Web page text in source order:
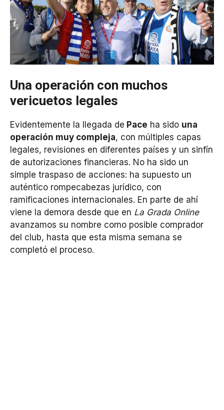
Una operación con muchos
vericuetos legales
Evidentemente la llegada de Pace ha sido una
operación muy compleja, con múltiples capas
legales, revisiones en diferentes países y un sinfín
de autorizaciones financieras. No ha sido un
simple traspaso de acciones: ha supuesto un
auténtico rompecabezas jurídico, con
ramificaciones internacionales. En parte de ahí
viene la demora desde que en La Grada Online
avanzamos su nombre como posible comprador
del club, hasta que esta misma semana se
completó el proceso.